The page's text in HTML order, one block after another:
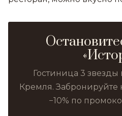
Гостиница 3 звезды
Кремля.
−10% по